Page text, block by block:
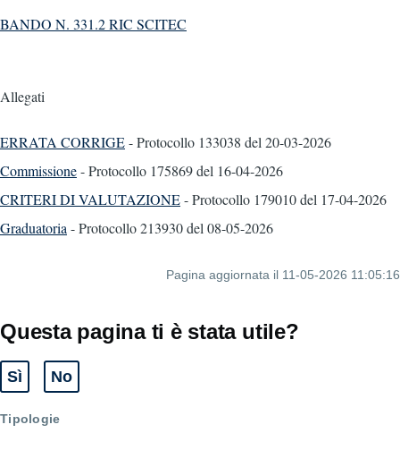
BANDO N. 331.2 RIC SCITEC
Allegati
ERRATA CORRIGE- Protocollo 133038 del 20-03-2026
Commissione- Protocollo 175869del 16-04-2026
CRITERI DI VALUTAZIONE- Protocollo 179010del 17-04-2026
Graduatoria - Protocollo 213930del 08-05-2026
Pagina aggiornata il 11-05-2026 11:05:16
Questa pagina ti è stata utile?
Sì
Tipologie